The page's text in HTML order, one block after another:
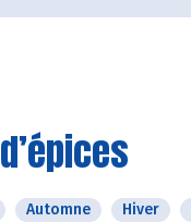
Automne Hiver